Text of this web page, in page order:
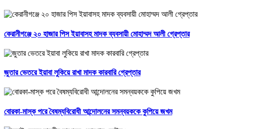
কেরানীগঞ্জে ২০ হাজার পিস ইয়াবাসহ মাদক ব্যবসায়ী মোহাম্মদ আলী গ্রেপ্তার
জুতার ভেতরে ইয়াবা লুকিয়ে রাখা মাদক কারবারি গ্রেপ্তার
বোরকা-মাস্ক পরে বৈষম্যবিরোধী আন্দোলনের সমন্বয়ককে কুপিয়ে জখম